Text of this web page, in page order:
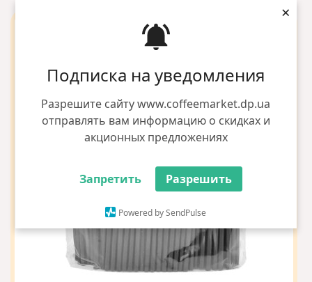
Подписка на уведомления
Разрешите сайту www.coffeemarket.dp.ua
отправлять вам информацию о скидках и
акционных предложениях
Запретить Разрешить
Powered by SendPulse
×